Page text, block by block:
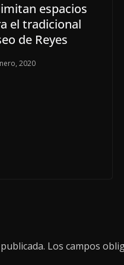
espacios
el tradicional
de Reyes
2020
Los campos